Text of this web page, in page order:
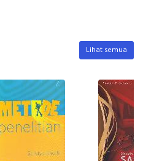
Lihat semua